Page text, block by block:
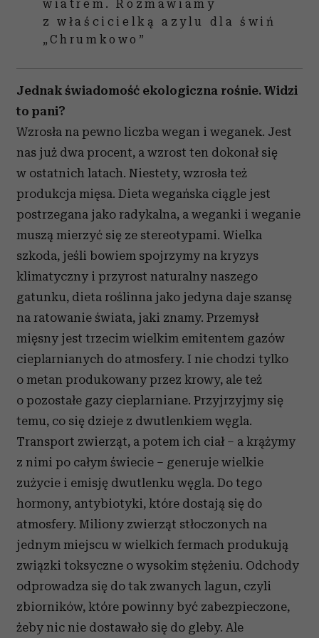
wiatrem. Rozmawiamy
z właścicielką azylu dla świń
„Chrumkowo”
Jednak świadomość ekologiczna rośnie. Widzi
to pani?
Wzrosła na pewno liczba wegan i weganek. Jest
nas już dwa procent, a wzrost ten dokonał się
w ostatnich latach. Niestety, wzrosła też
produkcja mięsa. Dieta wegańska ciągle jest
postrzegana jako radykalna, a weganki i weganie
muszą mierzyć się ze stereotypami. Wielka
szkoda, jeśli bowiem spojrzymy na kryzys
klimatyczny i przyrost naturalny naszego
gatunku, dieta roślinna jako jedyna daje szansę
na ratowanie świata, jaki znamy. Przemysł
mięsny jest trzecim wielkim emitentem gazów
cieplarnianych do atmosfery. I nie chodzi tylko
o metan produkowany przez krowy, ale też
o pozostałe gazy cieplarniane. Przyjrzyjmy się
temu, co się dzieje z dwutlenkiem węgla.
Transport zwierząt, a potem ich ciał – a krążymy
z nimi po całym świecie – generuje wielkie
zużycie i emisję dwutlenku węgla. Do tego
hormony, antybiotyki, które dostają się do
atmosfery. Miliony zwierząt stłoczonych na
jednym miejscu w wielkich fermach produkują
związki toksyczne o wysokim stężeniu. Odchody
odprowadza się do tak zwanych lagun, czyli
zbiorników, które powinny być zabezpieczone,
żeby nic nie dostawało się do gleby. Ale